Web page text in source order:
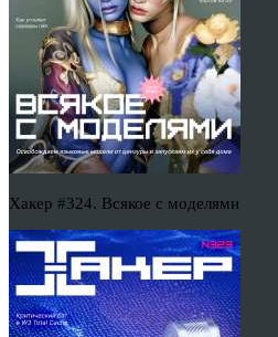
Хакер #324. Всякое с моделями